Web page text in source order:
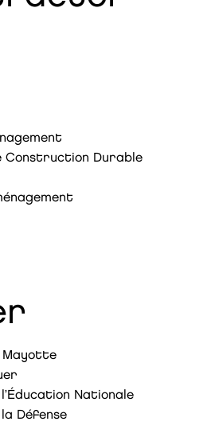
Construction Durable
Mayotte
Nationale
Défense